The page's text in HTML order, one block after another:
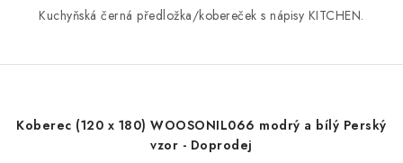
Kuchyňská černá předložka/kobereček s nápisy KITCHEN.
Koberec (120 x 180) WOOSONIL066 modrý a bílý Perský
vzor - Doprodej